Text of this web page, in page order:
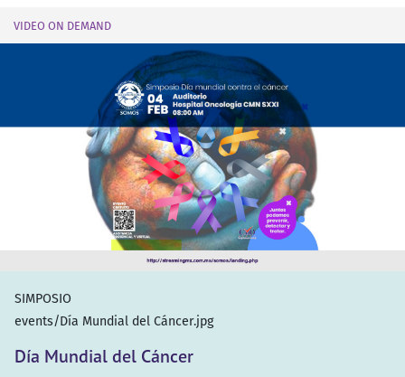
VIDEO ON DEMAND
SIMPOSIO
events/Día Mundial del Cáncer.jpg
Día Mundial del Cáncer